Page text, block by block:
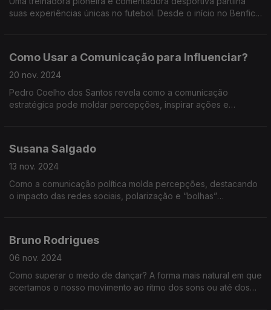
suas experiências únicas no futebol. Desde o início no Benfica
Como Usar a Comunicação para Influenciar?
20 nov. 2024
Pedro Coelho dos Santos revela como a comunicação
estratégica pode moldar percepções, inspirar ações e
Susana Salgado
13 nov. 2024
Como a comunicação política molda percepções, destacando
o impacto das redes sociais, polarização e “bolhas”
Bruno Rodrigues
06 nov. 2024
Como superar o medo de dançar? A forma mais natural em que
acertamos o nosso movimento ao ritmo dos sons ou até dos